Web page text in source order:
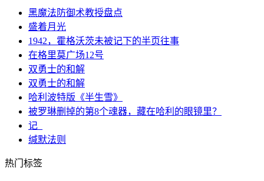
黑魔法防御术教授盘点
盛着月光
1942，霍格沃茨未被记下的半页往事
在格里莫广场12号
双勇士的和解
双勇士的和解
哈利波特版《半生雪》
被罗琳删掉的第8个魂器，藏在哈利的眼镜里？
记_
缄默法则
热门标签